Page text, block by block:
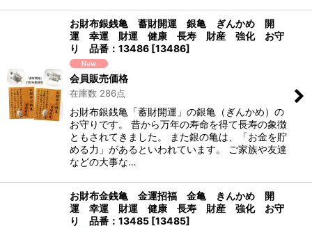
お財布銀銭亀 蓄財開運 銀亀 ぎんかめ 開
運 幸運 財運 健康 長寿 財産 強化 お守
り 品番：13486 [13486]
会員販売価格
在庫数 286点
お財布銀銭亀「蓄財開運」の銀亀（ぎんかめ）の
お守りです。 昔から万年の寿命を得て長寿の象徴
ともされてきました。 また銀の亀は、「お金を貯
める力」があるといわれています。 ご家族や友達
などの大事な…
お財布金銭亀 金運招福 金亀 きんかめ 開
運 幸運 財運 健康 長寿 財産 強化 お守
り 品番：13485 [13485]